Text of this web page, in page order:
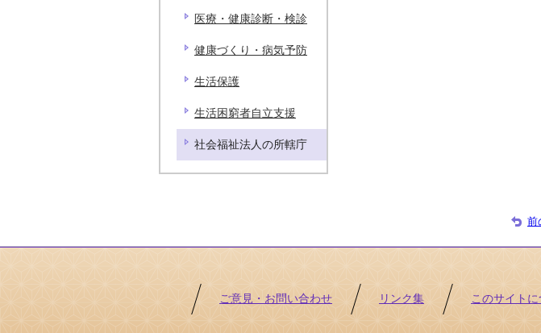
医療・健康診断・検診
健康づくり・病気予防
生活保護
生活困窮者自立支援
社会福祉法人の所轄庁
前
ご意見・お問い合わせ リンク集 このサイトに